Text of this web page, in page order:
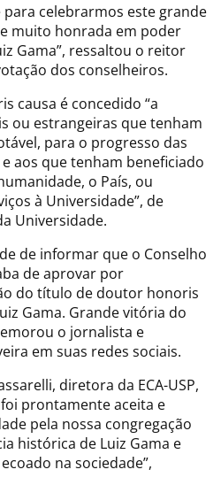
para celebrarmos este grande
muito honrada em poder
Gama”, ressaltou o reitor
dos conselheiros.
causa é concedido “a
ou estrangeiras que tenham
para o progresso das
aos que tenham beneficiado
o País, ou
à Universidade”, de
Universidade.
de informar que o Conselho
de aprovar por
do título de doutor honoris
Gama. Grande vitória do
o jornalista e
em suas redes sociais.
diretora da ECA-USP,
prontamente aceita e
pela nossa congregação
histórica de Luiz Gama e
na sociedade”,